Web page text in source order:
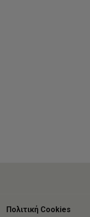
Πολιτική Cookies